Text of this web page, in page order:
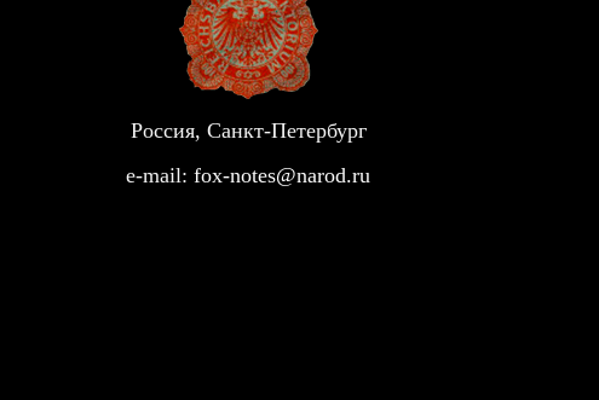
Россия, Санкт-Петербург
e-mail: fox-notes@narod.ru